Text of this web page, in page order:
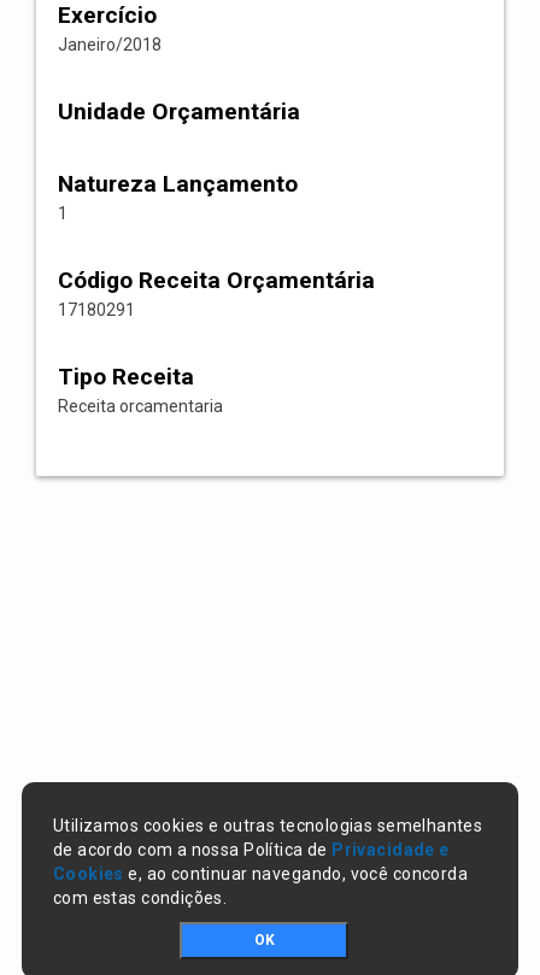
Exercício
Janeiro/2018
Unidade Orçamentária
Natureza Lançamento
1
Código Receita Orçamentária
17180291
Tipo Receita
Receita orcamentaria
Utilizamos cookies e outras tecnologias semelhantes
de acordo com a nossa Política de Privacidade e
Cookies e, ao continuar navegando, você concorda
com estas condições.
OK